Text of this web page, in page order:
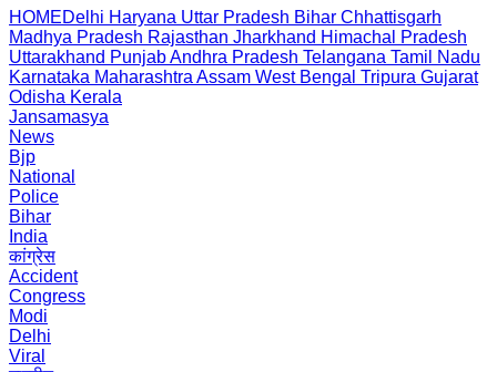
HOMEDelhi Haryana Uttar Pradesh Bihar Chhattisgarh
Madhya Pradesh Rajasthan Jharkhand Himachal Pradesh
Uttarakhand PunjabAndhra Pradesh Telangana Tamil Nadu
Karnataka Maharashtra Assam West Bengal Tripura Gujarat
Odisha Kerala
Jansamasya
News
Bjp
National
Police
Bihar
India
कांग्रेस
Accident
Congress
Modi
Delhi
Viral